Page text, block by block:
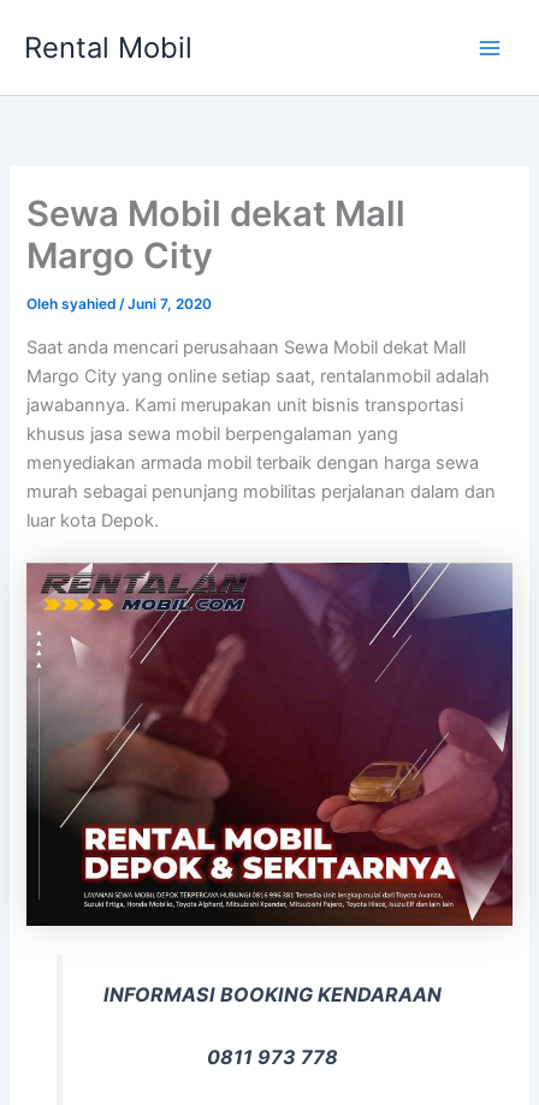
Rental Mobil
Sewa Mobil dekat Mall
Margo City
Olehsyahied/Juni 7, 2020
Saat anda mencari perusahaan Sewa Mobil dekat Mall
Margo City yang online setiap saat, rentalanmobil adalah
jawabannya. Kami merupakan unit bisnis transportasi
khusus jasa sewa mobil berpengalaman yang
menyediakan armada mobil terbaik dengan harga sewa
murah sebagai penunjang mobilitas perjalanan dalam dan
luar kota Depok.
INFORMASI BOOKING KENDARAAN
0811 973 778